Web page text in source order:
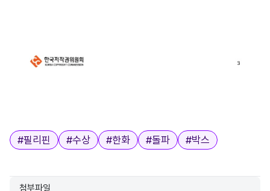
태그
#필리핀 #수상 #한화 #돌파 #박스
첨부파일